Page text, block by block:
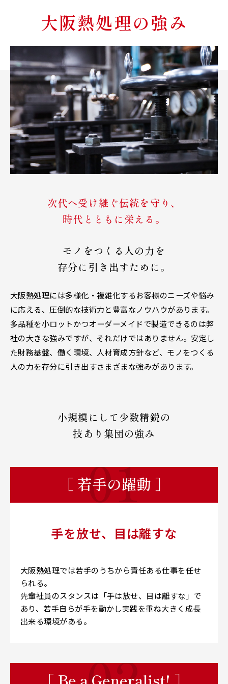
大阪熱処理の強み
次代へ受け継ぐ伝統を守り、
時代とともに栄える。
モノをつくる人の力を
存分に引き出すために。
大阪熱処理には多様化・複雑化するお客様のニーズや悩み
に応える、圧倒的な技術力と豊富なノウハウがあります。
多品種を小ロットかつオーダーメイドで製造できるのは弊
社の大きな強みですが、それだけではありません。安定し
た財務基盤、働く環境、人材育成方針など、モノをつくる
人の力を存分に引き出すさまざまな強みがあります。
小規模にして少数精鋭の
技あり集団の強み
［ 若手の躍動 ］
手を放せ、目は離すな
大阪熱処理では若手のうちから責任ある仕事を任せ
られる。
先輩社員のスタンスは「手は放せ、目は離すな」で
あり、若手自らが手を動かし実践を重ね大きく成長
出来る環境がある。
［ Be a Generalist! ］